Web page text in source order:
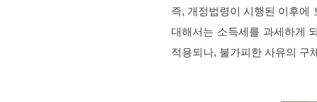
즉, 개정법령이 시행된 이후에
대해서는 소득세를 과세하게
적용되나, 불가피한 사유의 구